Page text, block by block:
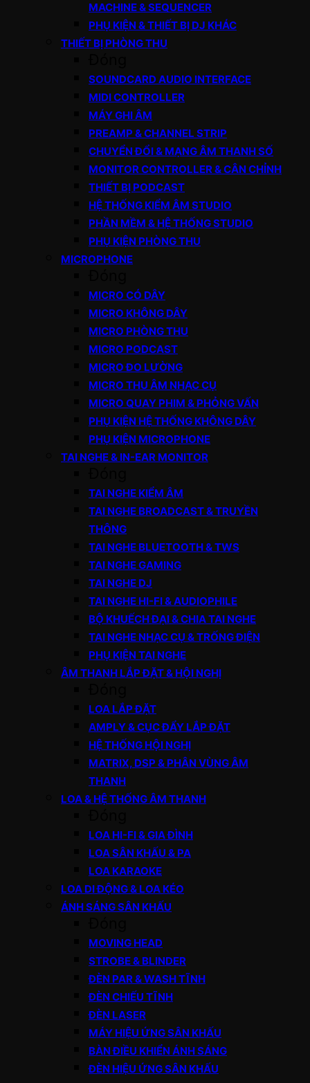
MACHINE & SEQUENCER
PHỤ KIỆN & THIẾT BỊ DJ KHÁC
THIẾT BỊ PHÒNG THU
SOUNDCARD AUDIO INTERFACE
MIDI CONTROLLER
MÁY GHI ÂM
PREAMP & CHANNEL STRIP
CHUYỂN ĐỔI & MẠNG ÂM THANH SỐ
MONITOR CONTROLLER & CÂN CHỈNH
THIẾT BỊ PODCAST
HỆ THỐNG KIỂM ÂM STUDIO
PHẦN MỀM & HỆ THỐNG STUDIO
PHỤ KIỆN PHÒNG THU
MICROPHONE
MICRO CÓ DÂY
MICRO KHÔNG DÂY
MICRO PHÒNG THU
MICRO PODCAST
MICRO ĐO LƯỜNG
MICRO THU ÂM NHẠC CỤ
MICRO QUAY PHIM & PHỎNG VẤN
PHỤ KIỆN HỆ THỐNG KHÔNG DÂY
PHỤ KIỆN MICROPHONE
TAI NGHE & IN-EAR MONITOR
TAI NGHE KIỂM ÂM
TAI NGHE BROADCAST & TRUYỀN
THÔNG
TAI NGHE BLUETOOTH & TWS
TAI NGHE GAMING
TAI NGHE DJ
TAI NGHE HI-FI & AUDIOPHILE
BỘ KHUẾCH ĐẠI & CHIA TAI NGHE
TAI NGHE NHẠC CỤ & TRỐNG ĐIỆN
PHỤ KIỆN TAI NGHE
ÂM THANH LẮP ĐẶT & HỘI NGHỊ
LOA LẮP ĐẶT
AMPLY & CỤC ĐẨY LẮP ĐẶT
HỆ THỐNG HỘI NGHỊ
MATRIX, DSP & PHÂN VÙNG ÂM
THANH
LOA & HỆ THỐNG ÂM THANH
LOA HI-FI & GIA ĐÌNH
LOA SÂN KHẤU & PA
LOA KARAOKE
LOA DI ĐỘNG & LOA KÉO
ÁNH SÁNG SÂN KHẤU
MOVING HEAD
STROBE & BLINDER
ĐÈN PAR & WASH TĨNH
ĐÈN CHIẾU TĨNH
ĐÈN LASER
MÁY HIỆU ỨNG SÂN KHẤU
BÀN ĐIỀU KHIỂN ÁNH SÁNG
ĐÈN HIỆU ỨNG SÂN KHẤU